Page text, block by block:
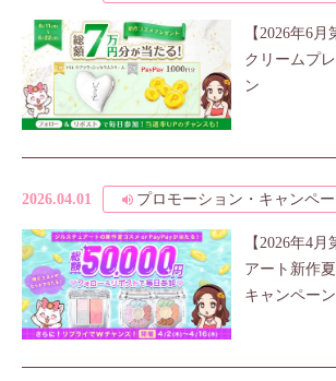
【2026年6
クリームプ
ン
【2026年4
アート新作
キャンペーン
2026.04.01 プロモーション・キャンペ